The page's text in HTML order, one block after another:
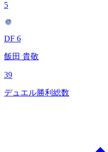
5
DF 6
飯田 貴敬
39
デュエル勝利総数